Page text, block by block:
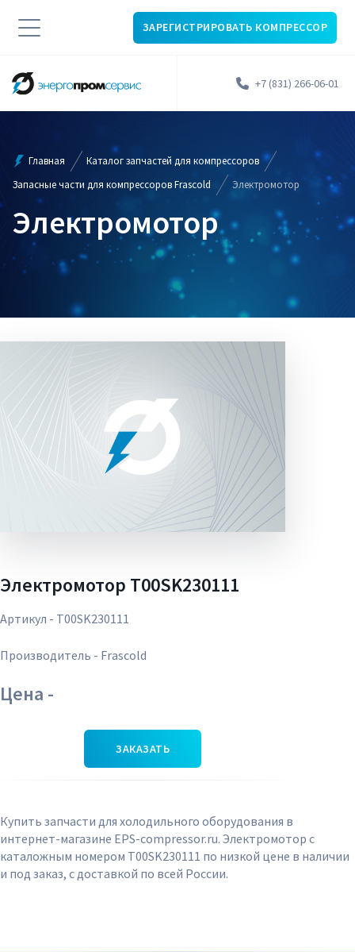
ЗАРЕГИСТРИРОВАТЬ КОМПРЕССОР
+7 (831) 266-06-01
Главная
Каталог запчастей для компрессоров
Запасные части для компрессоров Frascold
Электромотор
Электромотор
Электромотор T00SK230111
Артикул - T00SK230111
Производитель - Frascold
Цена -
ЗАКАЗАТЬ
Купить запчасти для холодильного оборудования в
интернет-магазине EPS-compressor.ru. Электромотор с
каталожным номером T00SK230111 по низкой цене в наличии
и под заказ, с доставкой по всей России.